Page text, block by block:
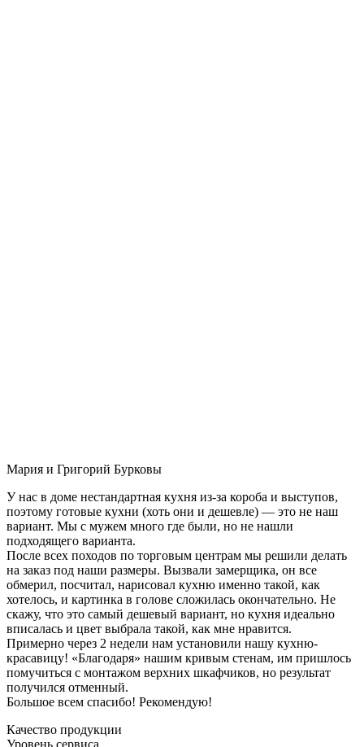
Мария и Григорий Бурковы
У нас в доме нестандартная кухня из-за короба и выступов,
поэтому готовые кухни (хоть они и дешевле) — это не наш
вариант. Мы с мужем много где были, но не нашли
подходящего варианта.
После всех походов по торговым центрам мы решили делать
на заказ под наши размеры. Вызвали замерщика, он все
обмерил, посчитал, нарисовал кухню именно такой, как
хотелось, и картинка в голове сложилась окончательно. Не
скажу, что это самый дешевый вариант, но кухня идеально
вписалась и цвет выбрала такой, как мне нравится.
Примерно через 2 недели нам установили нашу кухню-
красавицу! «Благодаря» нашим кривым стенам, им пришлось
помучиться с монтажом верхних шкафчиков, но результат
получился отменный.
Большое всем спасибо! Рекомендую!
Качество продукции
Уровень сервиса